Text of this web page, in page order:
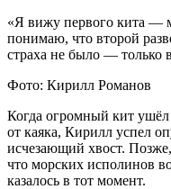
«Я вижу первого кита —
понимаю, что второй
страха не было — только
Фото: Кирилл Романов
Когда огромный кит ушёл
от каяка, Кирилл успел
исчезающий хвост.
что морских исполинов
казалось в тот момент.